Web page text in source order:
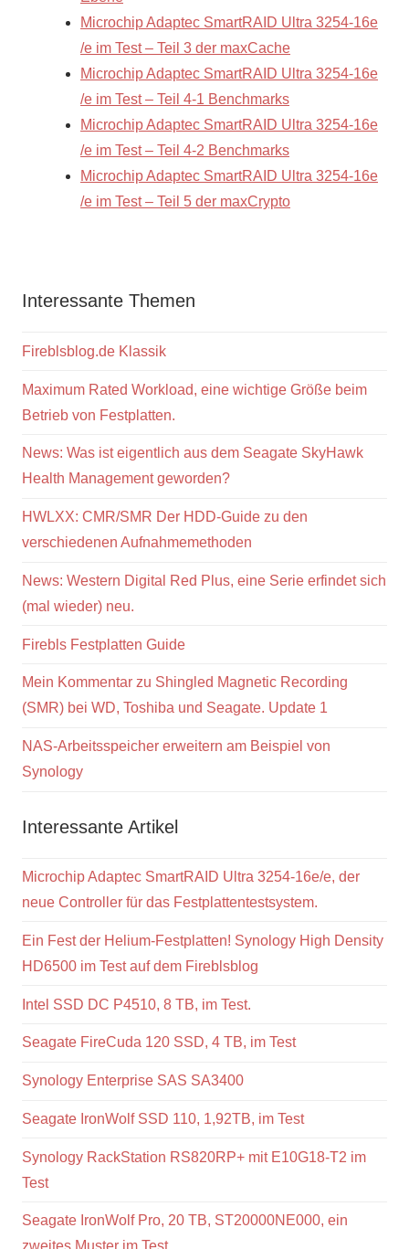
Microchip Adaptec SmartRAID Ultra 3254-16e
/e im Test – Teil 3 der maxCache
Microchip Adaptec SmartRAID Ultra 3254-16e
/e im Test – Teil 4-1 Benchmarks
Microchip Adaptec SmartRAID Ultra 3254-16e
/e im Test – Teil 4-2 Benchmarks
Microchip Adaptec SmartRAID Ultra 3254-16e
/e im Test – Teil 5 der maxCrypto
Interessante Themen
Fireblsblog.de Klassik
Maximum Rated Workload, eine wichtige Größe beim
Betrieb von Festplatten.
News: Was ist eigentlich aus dem Seagate SkyHawk
Health Management geworden?
HWLXX: CMR/SMR Der HDD-Guide zu den
verschiedenen Aufnahmemethoden
News: Western Digital Red Plus, eine Serie erfindet sich
(mal wieder) neu.
Firebls Festplatten Guide
Mein Kommentar zu Shingled Magnetic Recording
(SMR) bei WD, Toshiba und Seagate. Update 1
NAS-Arbeitsspeicher erweitern am Beispiel von
Synology
Interessante Artikel
Microchip Adaptec SmartRAID Ultra 3254-16e/e, der
neue Controller für das Festplattentestsystem.
Ein Fest der Helium-Festplatten! Synology High Density
HD6500 im Test auf dem Fireblsblog
Intel SSD DC P4510, 8 TB, im Test.
Seagate FireCuda 120 SSD, 4 TB, im Test
Synology Enterprise SAS SA3400
Seagate IronWolf SSD 110, 1,92TB, im Test
Synology RackStation RS820RP+ mit E10G18-T2 im
Test
Seagate IronWolf Pro, 20 TB, ST20000NE000, ein